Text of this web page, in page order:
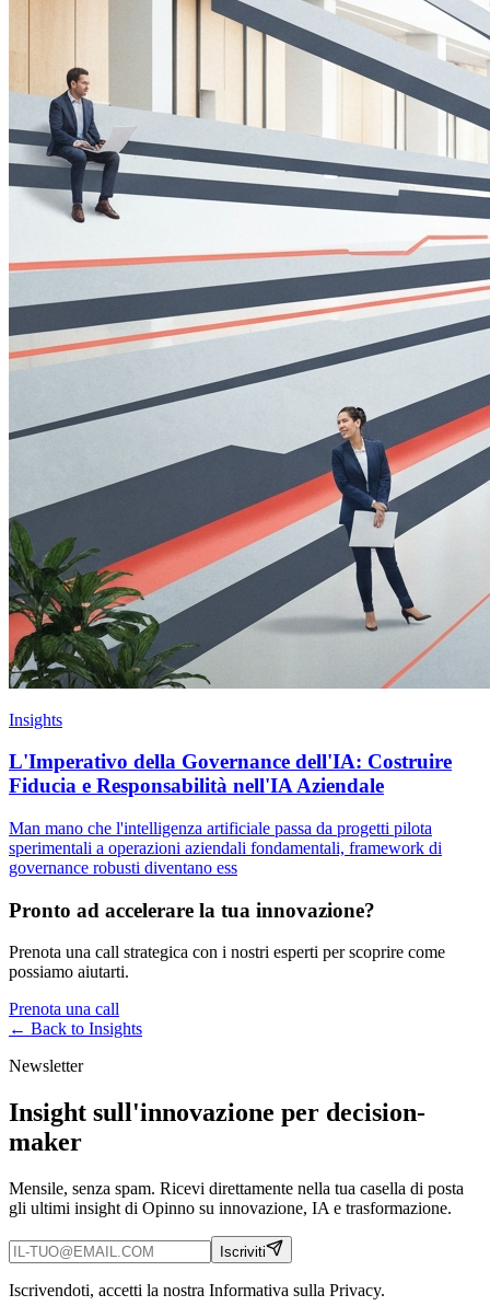
Insights
L'Imperativo della Governance dell'IA: Costruire
Fiducia e Responsabilità nell'IA Aziendale
Man mano che l'intelligenza artificiale passa da progetti pilota
sperimentali a operazioni aziendali fondamentali, framework di
governance robusti diventano ess
Pronto ad accelerare la tua innovazione?
Prenota una call strategica con i nostri esperti per scoprire come
possiamo aiutarti.
Prenota una call
← Back to Insights
Newsletter
Insight sull'innovazione per decision-
maker
Mensile, senza spam. Ricevi direttamente nella tua casella di posta
gli ultimi insight di Opinno su innovazione, IA e trasformazione.
Iscriviti
Iscrivendoti, accetti la nostra Informativa sulla Privacy.